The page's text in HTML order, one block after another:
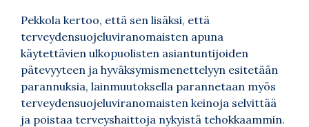
Pekkola kertoo, että sen lisäksi, että
terveydensuojeluviranomaisten apuna
käytettävien ulkopuolisten asiantuntijoiden
pätevyyteen ja hyväksymismenettelyyn esitetään
parannuksia, lainmuutoksella parannetaan myös
terveydensuojeluviranomaisten keinoja selvittää
ja poistaa terveyshaittoja nykyistä tehokkaammin.